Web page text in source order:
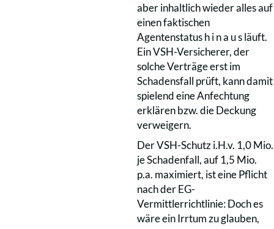
aber inhaltlich wieder alles auf
einen faktischen
Agentenstatus h i n a u s läuft.
Ein VSH-Versicherer, der
solche Verträge erst im
Schadensfall prüft, kann damit
spielend eine Anfechtung
erklären bzw. die Deckung
verweigern.
Der VSH-Schutz i.H.v. 1,0 Mio.
je Schadenfall, auf 1,5 Mio.
p.a. maximiert, ist eine Pflicht
nach der EG-
Vermittlerrichtlinie: Doch es
wäre ein Irrtum zu glauben,